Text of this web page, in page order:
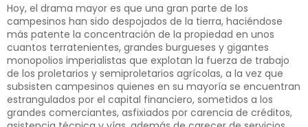
Hoy, el drama mayor es que una gran parte de los
campesinos han sido despojados de la tierra, haciéndose
más patente la concentración de la propiedad en unos
cuantos terratenientes, grandes burgueses y gigantes
monopolios imperialistas que explotan la fuerza de trabajo
de los proletarios y semiproletarios agrícolas, a la vez que
subsisten campesinos quienes en su mayoría se encuentran
estrangulados por el capital financiero, sometidos a los
grandes comerciantes, asfixiados por carencia de créditos,